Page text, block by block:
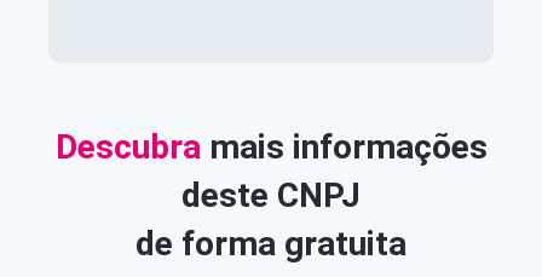
Descubramais informações
deste CNPJ
de forma gratuita